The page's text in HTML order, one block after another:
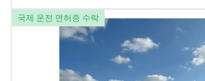
국제 운전 면허증 수락